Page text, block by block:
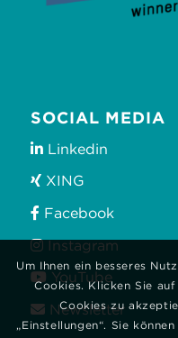
SOCIAL MEDIA
Linkedin
XING
Facebook
Instagram
YouTube
Newsletter
Um Ihnen ein besseres
Cookies. Klicken Sie
Cookies zu
„Einstellungen“. Sie